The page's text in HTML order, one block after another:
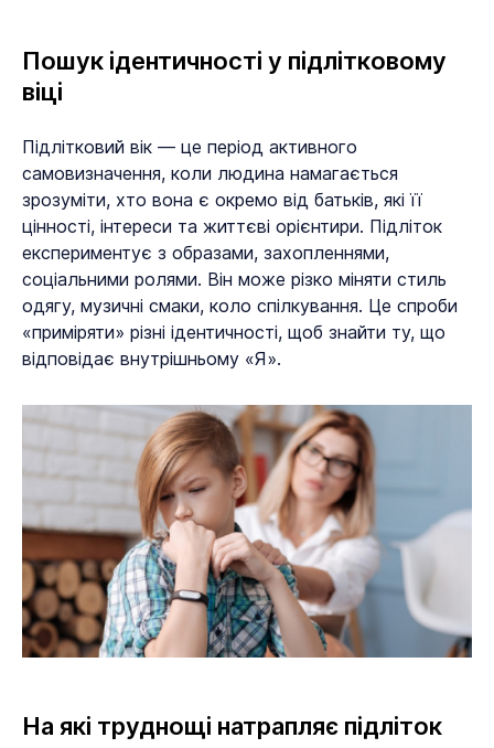
Пошук ідентичності у підлітковому
віці
Підлітковий вік — це період активного
самовизначення, коли людина намагається
зрозуміти, хто вона є окремо від батьків, які її
цінності, інтереси та життєві орієнтири. Підліток
експериментує з образами, захопленнями,
соціальними ролями. Він може різко міняти стиль
одягу, музичні смаки, коло спілкування. Це спроби
«приміряти» різні ідентичності, щоб знайти ту, що
відповідає внутрішньому «Я».
На які труднощі натрапляє підліток